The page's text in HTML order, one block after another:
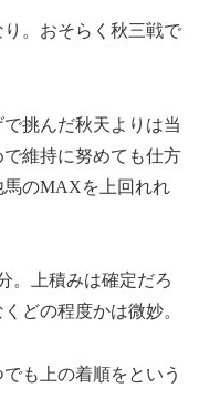
。おそらく秋三戦で
挑んだ秋天よりは当
維持に努めても仕方
馬のMAXを上回れれ
上積みは確定だろ
どの程度かは微妙。
上の着順をという